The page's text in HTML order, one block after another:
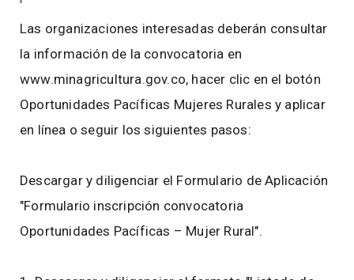
Las organizaciones interesadas deberán consultar
la información de la convocatoria en
www.minagricultura.gov.co, hacer clic en el botón
Oportunidades Pacíficas Mujeres Rurales y aplicar
en línea o seguir los siguientes pasos:
Descargar y diligenciar el Formulario de Aplicación
"Formulario inscripción convocatoria
Oportunidades Pacíficas – Mujer Rural".